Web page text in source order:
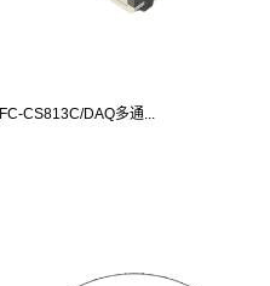
FC-CS813C/DAQ多通...